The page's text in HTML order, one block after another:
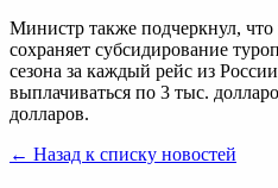
Министр также подчеркнул, что
сохраняет субсидирование
сезона за каждый рейс из
выплачиваться по 3 тыс.
долларов.
← Назад к списку новостей